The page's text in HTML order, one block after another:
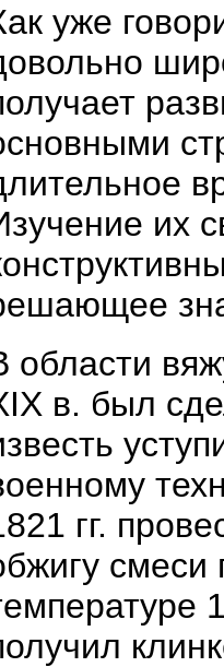
уже
их
области
в. был
гг.
смеси